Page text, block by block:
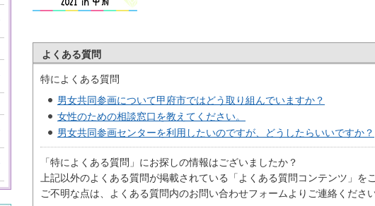
よくある質問
特によくある質問
男女共同参画について甲府市ではどう取り組んでいますか？
女性のための相談窓口を教えてください。
男女共同参画センターを利用したいのですが、どうしたらいいですか？
「特によくある質問」にお探しの情報はございましたか？
上記以外のよくある質問が掲載されている「よくある質問コンテンツ」を
ご不明な点は、よくある質問内のお問い合わせフォームよりご連絡ください